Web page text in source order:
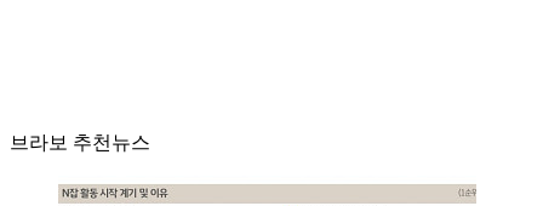
브라보 추천뉴스